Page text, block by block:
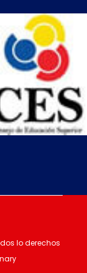
lo derechos